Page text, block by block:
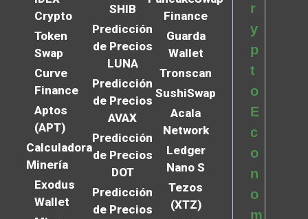
Crypto
Token
Swap
Curve
Finance
Aptos
(APT)
Calculadora
Minería
Exodus
Wallet
SHIB
Predicción
de Precios
LUNA
Predicción
de Precios
AVAX
Predicción
de Precios
DOT
Predicción
de Precios
Finance
Guarda
Wallet
Tronscan
SushiSwap
Acala
Network
Ledger
Nano S
Tezos
(XTZ)
r
y
p
t
o
E
c
o
n
o
m